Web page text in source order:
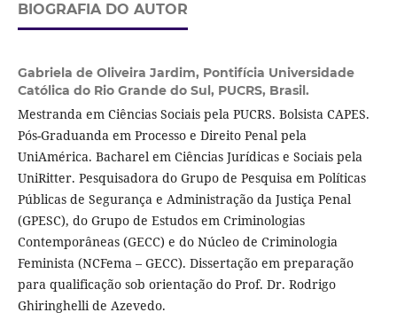
BIOGRAFIA DO AUTOR
Gabriela de Oliveira Jardim, Pontifícia Universidade
Católica do Rio Grande do Sul, PUCRS, Brasil.
Mestranda em Ciências Sociais pela PUCRS. Bolsista CAPES.
Pós-Graduanda em Processo e Direito Penal pela
UniAmérica. Bacharel em Ciências Jurídicas e Sociais pela
UniRitter. Pesquisadora do Grupo de Pesquisa em Políticas
Públicas de Segurança e Administração da Justiça Penal
(GPESC), do Grupo de Estudos em Criminologias
Contemporâneas (GECC) e do Núcleo de Criminologia
Feminista (NCFema – GECC). Dissertação em preparação
para qualificação sob orientação do Prof. Dr. Rodrigo
Ghiringhelli de Azevedo.